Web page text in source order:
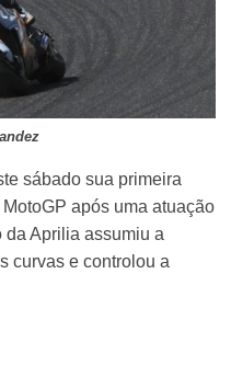
sábado sua primeira
após uma atuação
Aprilia assumiu a
curvas e controlou a